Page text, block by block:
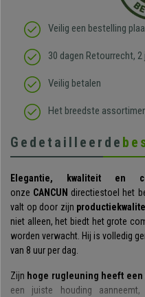
Veilig een bestelling
30 dagen Retourrecht, 2
Veilig betalen
Het breedste
Gedetailleerde
Elegantie, kwaliteit en
onze CANCUN directiestoel het
valt op door zijn
niet alleen, het biedt het grote
worden verwacht. Hij is volledig
van 8 uur per dag.
Zijn hoge rugleuning heeft
een juiste houding